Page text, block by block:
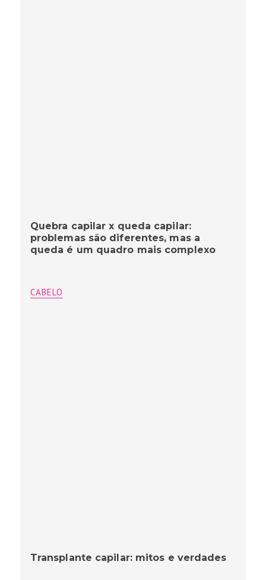
Quebra capilar x queda capilar:
problemas são diferentes, mas a
queda é um quadro mais complexo
CABELO
Transplante capilar: mitos e verdades